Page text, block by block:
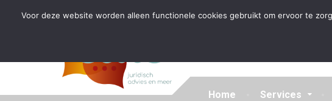
Tijdelijke stop: wegens drukte kan ik beperkt nieuwe zaken aannemen en
Home Services
Voor deze website worden alleen functionele cookies gebruikt om ervoor te